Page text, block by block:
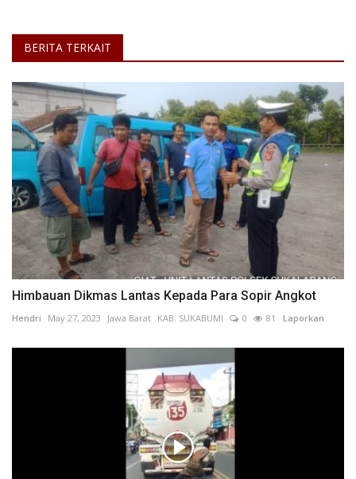
BERITA TERKAIT
Himbauan Dikmas Lantas Kepada Para Sopir Angkot
Hendri May 27, 2023 Jawa Barat KAB. SUKABUMI 0 81 Laporkan